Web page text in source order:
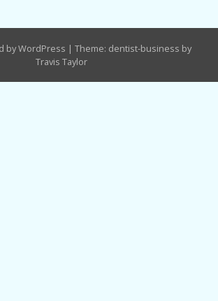
by WordPress | Theme: dentist-business by
Travis Taylor